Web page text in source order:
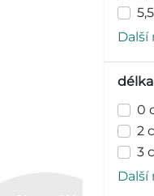
Další
délka
0
2
3
Další